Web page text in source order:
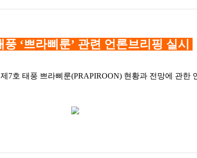
풍 ‘쁘라삐룬’ 관련 언론브리핑 실시
7호 태풍 쁘라삐룬(PRAPIROON) 현황과 전망에 관한